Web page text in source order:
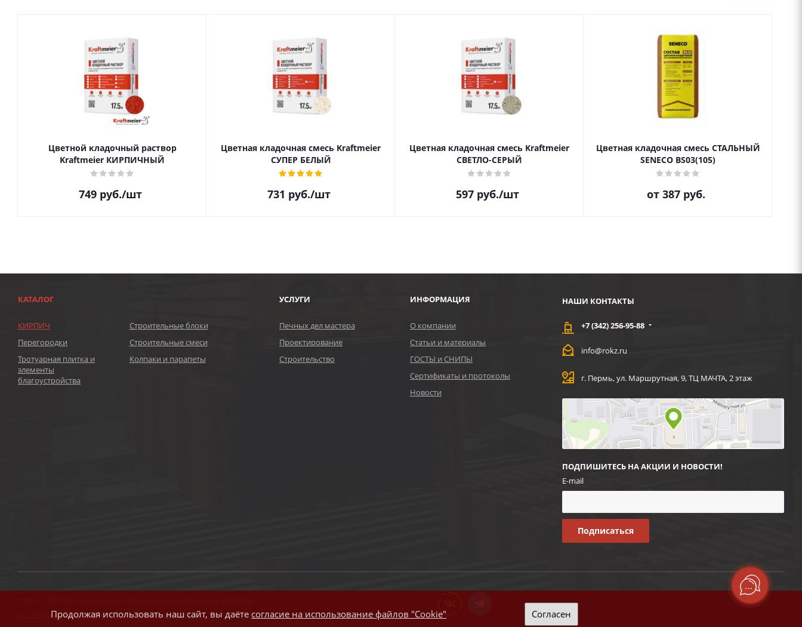
Цветной кладочный раствор
Kraftmeier КИРПИЧНЫЙ
749руб./шт
Цветная кладочная смесь Kraftmeier
СУПЕР БЕЛЫЙ
731 руб./шт
Цветная кладочная смесь Kraftmeier
СВЕТЛО-СЕРЫЙ
597руб./шт
Цветная кладочная смесь СТАЛЬНЫЙ
SENECO BS03(105)
от 387 руб.
КАТАЛОГ
КИРПИЧ
Строительные блоки
Перегородки
Строительные смеси
Тротуарная плитка и
элементы
благоустройства
Колпаки и парапеты
УСЛУГИ
Печных дел мастера
Проектирование
Строительство
ИНФОРМАЦИЯ
О компании
Статьи и материалы
ГОСТЫ и СНИПЫ
Сертификаты и протоколы
Новости
НАШИ КОНТАКТЫ
+7 (342) 256-95-88
info@rokz.ru
г. Пермь, ул. Маршрутная, 9, ТЦ МАЧТА, 2 этаж
ПОДПИШИТЕСЬ НА АКЦИИ И НОВОСТИ!
E-mail
Соглашение на обработку персональных данных
Продолжая использовать наш сайт, вы даёте согласие на использование файлов "Cookie" Согласен